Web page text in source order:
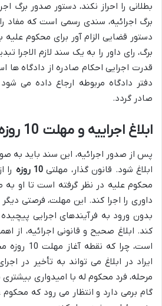
بطلانی را احراز نکند، دستور صدور برگ
برگ اجرائیه، سندی رسمی است که مفاد
دستور قضایی الزام آور برای محکوم علیه
برگ، رای داور را به یک سند لازم الاجرا
قدرت اجرایی احکام صادره از دادگاه ها
دفتر دادگاه مربوطه ارجاع داده می
صادر گردد.
ابلاغ اجراییه و مهلت 10 روزه
پس از صدور اجرائیه، این سند باید به
ابلاغ شود. قانون گذار، مهلتی10 روزه
را
محکوم علیه در نظر گرفته است تا او به
داوری را اجرا کند. این مهلت، فرصتی
بدون ورود به فرآیندهای اجرایی
کند. ابلاغ صحیح و قانونی اجرائیه، از
است، چرا
ایراد در ابلاغ می تواند به تأخیر در
مرحله، فرد محکوم له با امیدواری
گام برمی دارد و انتظار می رود که